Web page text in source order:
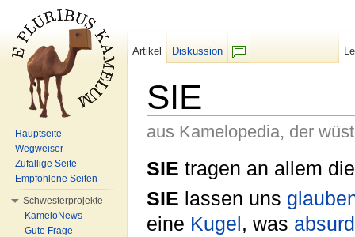
SIE
aus Kamelopedia, der
SIE tragen an allem
SIE lassen uns
eine Kugel , was absurd
Artikel
Diskussion
Hauptseite
Wegweiser
Zufällige Seite
Empfohlene Seiten
Schwesterprojekte
KameloNews
Gute Frage